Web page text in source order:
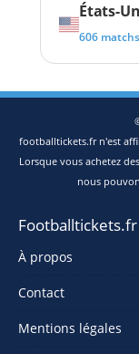
États-
606
footballtickets.fr n'est
Lorsque vous achetez
nous
Footballtickets.fr
À propos
Contact
Mentions légales